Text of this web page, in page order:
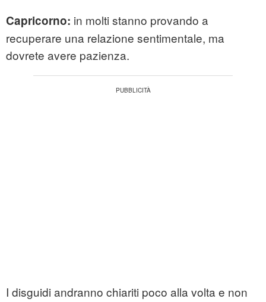
Capricorno: in molti stanno provando a
recuperare una relazione sentimentale, ma
dovrete avere pazienza.
I disguidi andranno chiariti poco alla volta e non